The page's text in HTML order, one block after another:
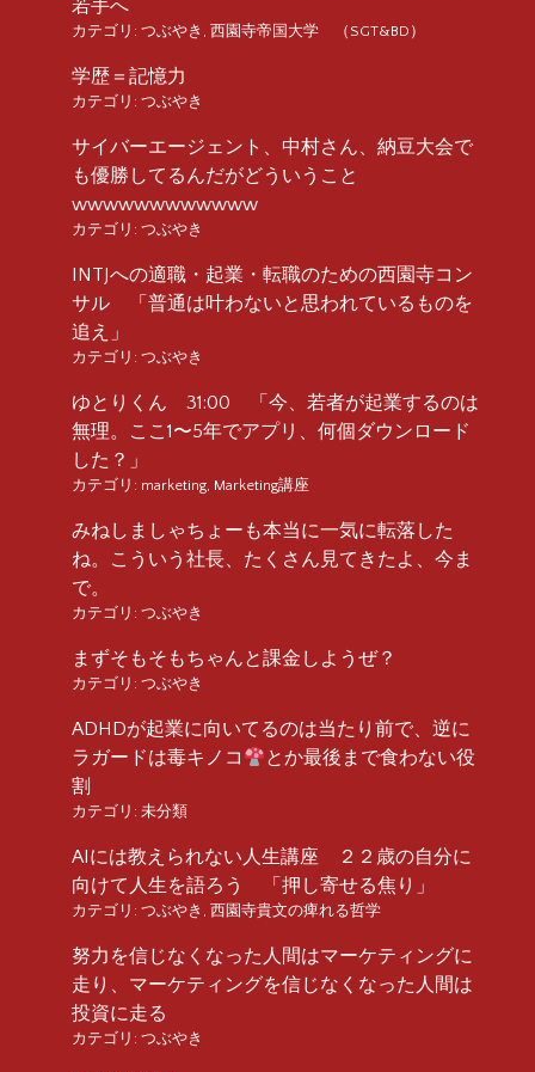
若手へ
カテゴリ: つぶやき , 西園寺帝国大学 （SGT&BD）
学歴＝記憶力
カテゴリ: つぶやき
サイバーエージェント、中村さん、納豆大会で
も優勝してるんだがどういうこと
wwwwwwwwwwww
カテゴリ: つぶやき
INTJへの適職・起業・転職のための西園寺コン
サル 「普通は叶わないと思われているものを
追え」
カテゴリ: つぶやき
ゆとりくん 31:00 「今、若者が起業するのは
無理。ここ1〜5年でアプリ、何個ダウンロード
した？」
カテゴリ: marketing, Marketing講座
みねしましゃちょーも本当に一気に転落した
ね。こういう社長、たくさん見てきたよ、今ま
で。
カテゴリ: つぶやき
まずそもそもちゃんと課金しようぜ？
カテゴリ: つぶやき
ADHDが起業に向いてるのは当たり前で、逆に
ラガードは毒キノコ
とか最後まで食わない役
割
カテゴリ: 未分類
AIには教えられない人生講座 ２２歳の自分に
向けて人生を語ろう 「押し寄せる焦り」
カテゴリ: つぶやき , 西園寺貴文の痺れる哲学
努力を信じなくなった人間はマーケティングに
走り、マーケティングを信じなくなった人間は
投資に走る
カテゴリ: つぶやき